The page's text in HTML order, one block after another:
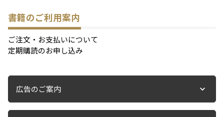
書籍のご利用案内
ご注文・お支払いについて
定期購読のお申し込み
広告のご案内